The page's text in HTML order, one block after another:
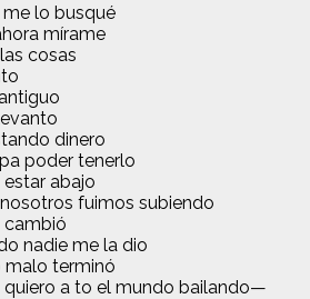
lo busqué
mírame
cosas
dinero
poder tenerlo
abajo
fuimos subiendo
cambió
nadie me la dio
malo terminó
quiero a to el mundo bailando—